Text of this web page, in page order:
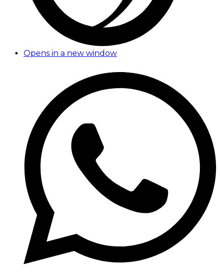
Opens in a new window